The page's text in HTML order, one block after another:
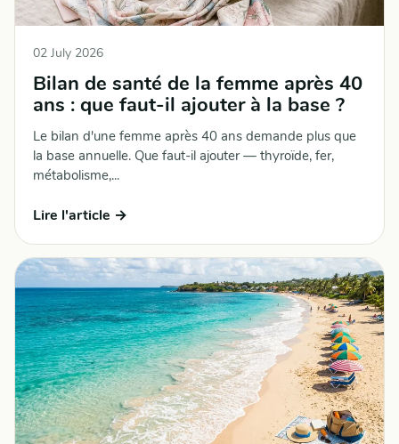
02 July 2026
Bilan de santé de la femme après 40
ans : que faut-il ajouter à la base ?
Le bilan d'une femme après 40 ans demande plus que
la base annuelle. Que faut-il ajouter — thyroïde, fer,
métabolisme,...
Lire l'article →